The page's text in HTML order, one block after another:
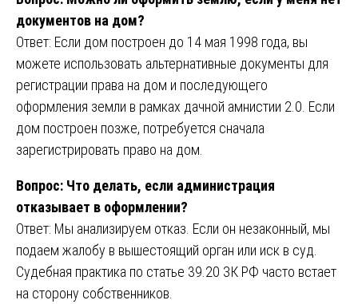
документов на дом?
Ответ: Если дом построен до 14 мая 1998 года, вы
можете использовать альтернативные документы для
регистрации права на дом и последующего
оформления земли в рамках дачной амнистии 2.0. Если
дом построен позже, потребуется сначала
зарегистрировать право на дом.
Вопрос: Что делать, если администрация
отказывает в оформлении?
Ответ: Мы анализируем отказ. Если он незаконный, мы
подаем жалобу в вышестоящий орган или иск в суд.
Судебная практика по статье 39.20 ЗК РФ часто встает
на сторону собственников.